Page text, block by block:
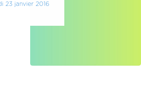
23 janvier 2016